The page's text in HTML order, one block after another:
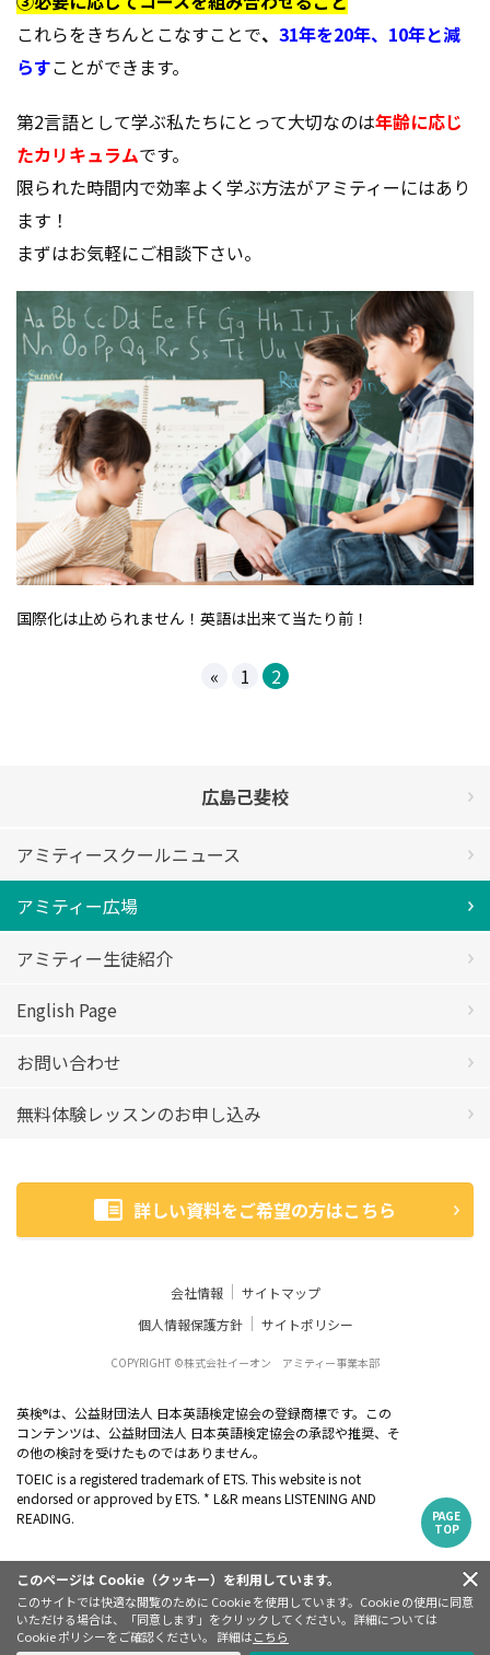
このページは Cookie（クッキー）を利用しています。
このサイトでは快適な閲覧のために Cookie を使用しています。Cookie の使用に同意
いただける場合は、「同意します」をクリックしてください。詳細については
Cookie ポリシーをご確認ください。 詳細はこちら
これらをきちんとこなすことで、 31年を20年、10年と減
らすことができます。
第2言語として学ぶ私たちにとって大切なのは年齢に応じ
たカリキュラムです。
限られた時間内で効率よく学ぶ方法がアミティーにはあり
ます！
まずはお気軽にご相談下さい。
国際化は止められません！英語は出来て当たり前！
« 1 2
広島己斐校
アミティースクールニュース
アミティー広場
アミティー生徒紹介
English Page
お問い合わせ
無料体験レッスンのお申し込み
PAGE
TOP
詳しい資料をご希望の方はこちら
会社情報
サイトマップ
個人情報保護方針
サイトポリシー
COPYRIGHT ©株式会社イーオン アミティー事業本部
英検®は、公益財団法人 日本英語検定協会の登録商標です。この
コンテンツは、公益財団法人 日本英語検定協会の承認や推奨、そ
の他の検討を受けたものではありません。
TOEIC is a registered trademark of ETS. This website is not
endorsed or approved by ETS. * L&R means LISTENING AND
READING.